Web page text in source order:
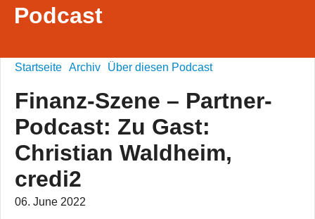
Podcast
Startseite Archiv Über diesen Podcast
Finanz-Szene – Partner-
Podcast: Zu Gast:
Christian Waldheim,
credi2
06. June 2022